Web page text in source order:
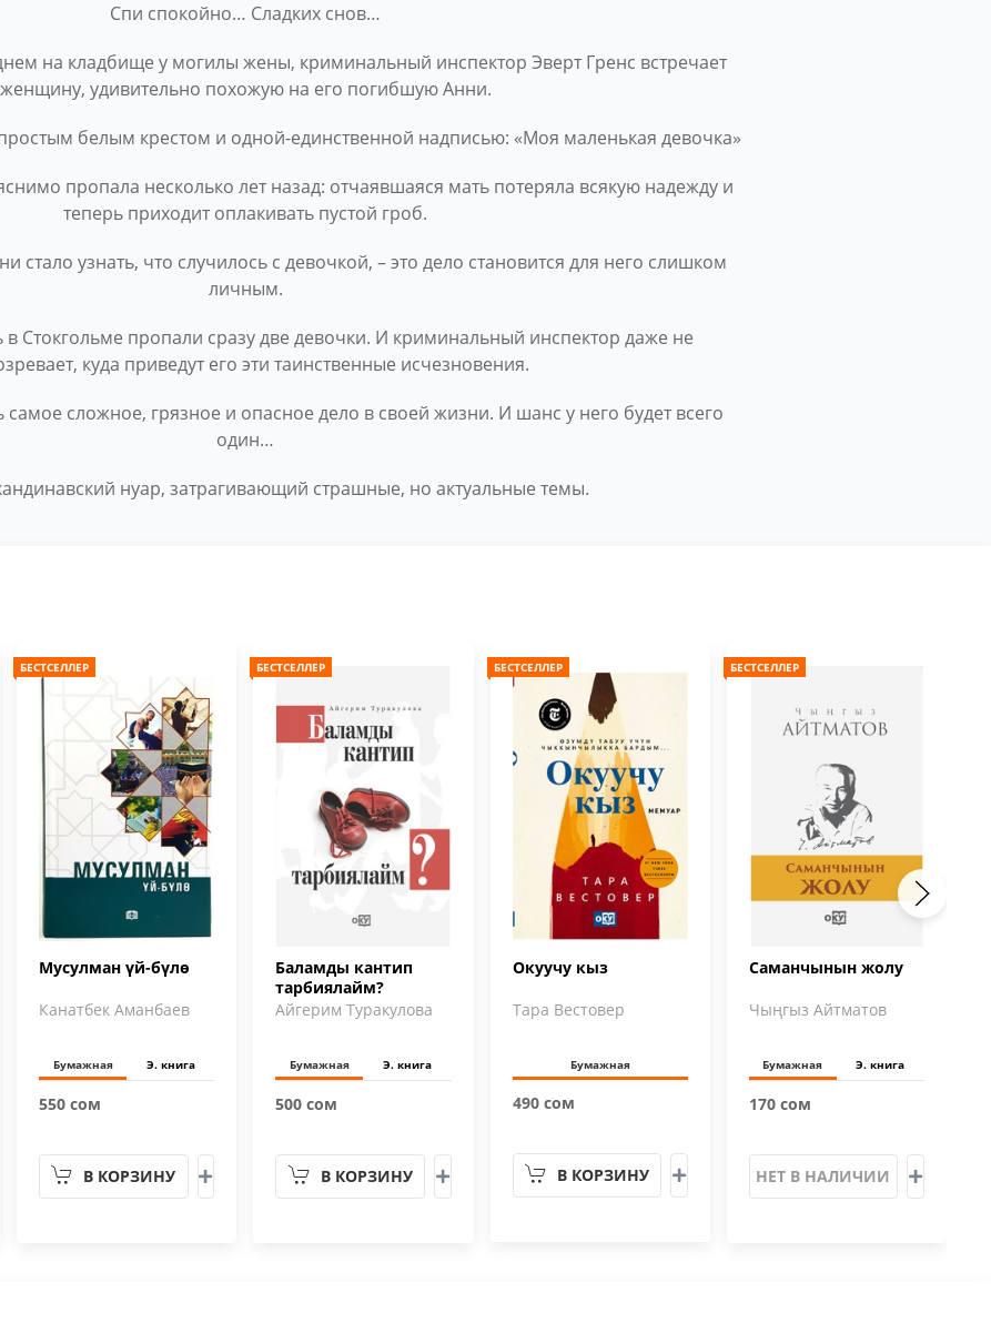
Спи спокойно… Сладких снов…
на кладбище у могилы жены, криминальный инспектор Эверт Гренс встречает
женщину, удивительно похожую на его погибшую Анни.
белым крестом и одной-единственной надписью: «Моя маленькая девочка»
пропала несколько лет назад: отчаявшаяся мать потеряла всякую надежду и
теперь приходит оплакивать пустой гроб.
стало узнать, что случилось с девочкой, – это дело становится для него слишком
личным.
в Стокгольме пропали сразу две девочки. И криминальный инспектор даже не
куда приведут его эти таинственные исчезновения.
самое сложное, грязное и опасное дело в своей жизни. И шанс у него будет всего
один…
нуар, затрагивающий страшные, но актуальные темы.
БЕСТСЕЛЛЕР
Мусулман үй-бүлө
Канатбек Аманбаев
Бумажная Э. книга
550 сом
В КОРЗИНУ
БЕСТСЕЛЛЕР
Баламды кантип
тарбиялайм?
Айгерим Туракулова
Бумажная Э. книга
500 сом
В КОРЗИНУ
БЕСТСЕЛЛЕР
Окуучу кыз
Тара Вестовер
Бумажная
490 сом
В КОРЗИНУ
БЕСТСЕЛЛЕР
Саманчынын жолу
Чыңгыз Айтматов
Бумажная Э. книга
170 сом
НЕТ В НАЛИЧИИ